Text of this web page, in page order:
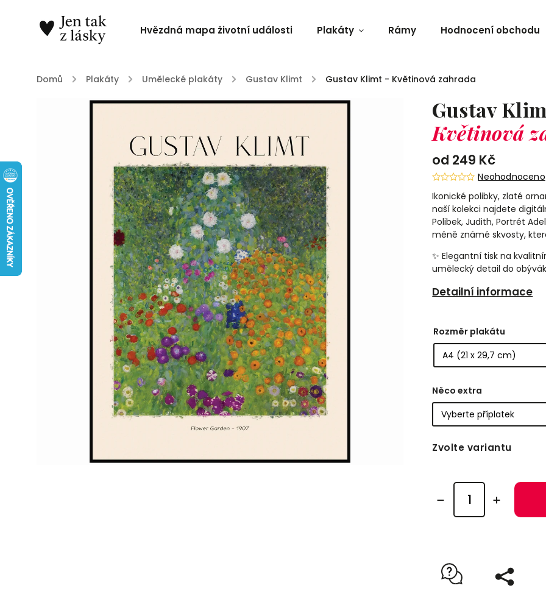
Hvězdná mapa životní události Plakáty Rámy Hodnocení obchodu
Domů / Plakáty / Umělecké plakáty / Gustav Klimt / Gustav Klimt - Květinová zahrada
Gustav
Květinová
od 249 Kč
Neohodnoceno
Ikonické polibky, zlaté
naší kolekci najdete
Polibek, Judith, Portrét
méně známé skvosty,
✨ Elegantní tisk na
umělecký detail do
Detailní informace
Rozměr plakátu
Něco extra
Zvolte variantu